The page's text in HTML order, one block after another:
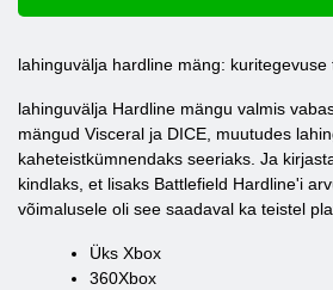
lahinguvälja hardline mäng: kuritegevuse
lahinguvälja Hardline mängu valmis
mängud Visceral ja DICE, muutudes
kaheteistkümnendaks seeriaks. Ja
kindlaks, et lisaks Battlefield Hardline'i
võimalusele oli see saadaval ka teistel
Üks Xbox
360Xbox